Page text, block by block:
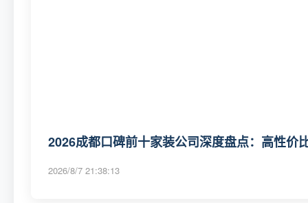
2026成都口碑前十家装公司深度盘点：高性价
2026/8/7 21:38:13